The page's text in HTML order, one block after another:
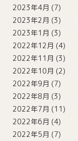
2023年4月 (7)
2023年2月 (3)
2023年1月 (3)
2022年12月 (4)
2022年11月 (3)
2022年10月 (2)
2022年9月 (7)
2022年8月 (3)
2022年7月 (11)
2022年6月 (4)
2022年5月 (7)